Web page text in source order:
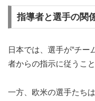
指導者と選手の関
日本では、選手が“チー
者からの指示に従うこ
一方、欧米の選手たち